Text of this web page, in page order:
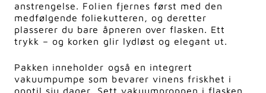
anstrengelse. Folien fjernes først med den
medfølgende foliekutteren, og deretter
plasserer du bare åpneren over flasken. Ett
trykk – og korken glir lydløst og elegant ut.
Pakken inneholder også en integrert
vakuumpumpe som bevarer vinens friskhet i
opptil sju dager. Sett vakuumproppen i flasken